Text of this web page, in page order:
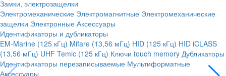
Замки, электрозащелки
Электромеханические Электромагнитные Электромеханические
защелки Электронные Аксессуары
Идентификаторы и дубликаторы
EM-Marine (125 кГц) Mifare (13,56 мГц) HID (125 кГц) HID iCLASS
(13,56 мГц) UHF Temic (125 кГц) Ключи touch memory Дубликаторы
Идентификаторы перезаписываемые Мультиформатные
Аксессуары